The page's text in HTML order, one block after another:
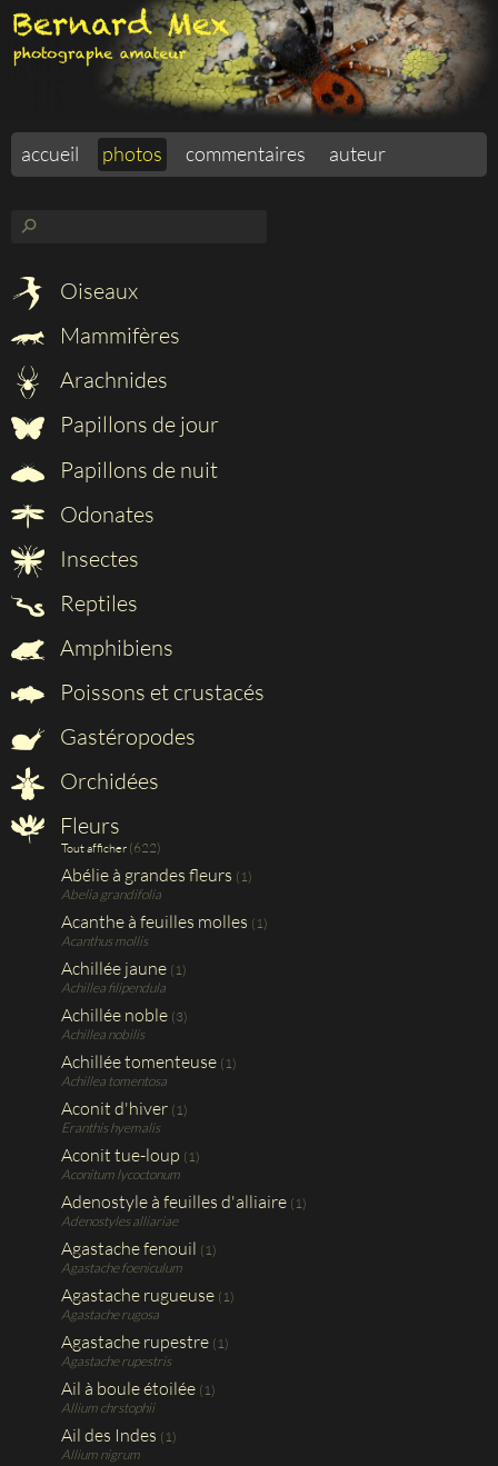
accueil photos commentaires auteur
⚲
Oiseaux
Mammifères
Arachnides
Papillons de jour
Papillons de nuit
Odonates
Insectes
Reptiles
Amphibiens
Poissons et crustacés
Gastéropodes
Orchidées
Fleurs
Tout afficher (622)
Abélie à grandes fleurs (1)
Abelia grandifolia
Acanthe à feuilles molles (1)
Acanthus mollis
Achillée jaune (1)
Achillea filipendula
Achillée noble (3)
Achillea nobilis
Achillée tomenteuse (1)
Achillea tomentosa
Aconit d'hiver (1)
Eranthis hyemalis
Aconit tue-loup (1)
Aconitum lycoctonum
Adenostyle à feuilles d'alliaire (1)
Adenostyles alliariae
Agastache fenouil (1)
Agastache foeniculum
Agastache rugueuse (1)
Agastache rugosa
Agastache rupestre (1)
Agastache rupestris
Ail à boule étoilée (1)
Allium chrstophii
Ail des Indes (1)
Allium nigrum